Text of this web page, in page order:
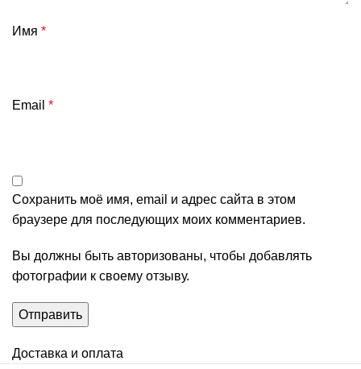
Имя *
Email *
Сохранить моё имя, email и адрес сайта в этом
браузере для последующих моих комментариев.
Вы должны быть авторизованы, чтобы добавлять
фотографии к своему отзыву.
Доставка и оплата